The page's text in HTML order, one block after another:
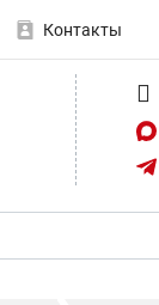
Контакты